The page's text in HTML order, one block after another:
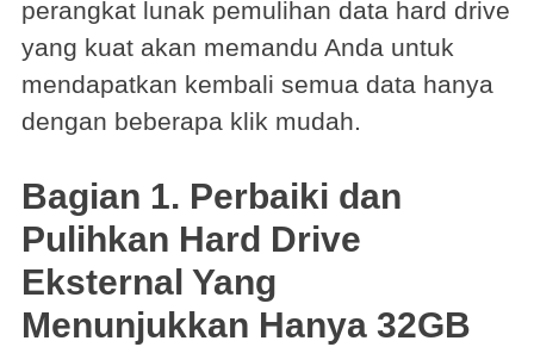
perangkat lunak pemulihan data hard drive
yang kuat akan memandu Anda untuk
mendapatkan kembali semua data hanya
dengan beberapa klik mudah.
Bagian 1. Perbaiki dan
Pulihkan Hard Drive
Eksternal Yang
Menunjukkan Hanya 32GB